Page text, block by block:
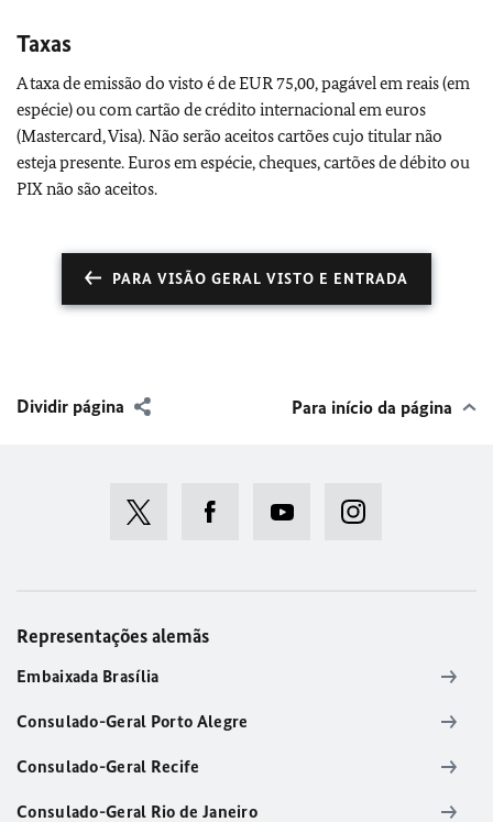
Taxas
A taxa de emissão do visto é de EUR 75,00, pagável em reais (em
espécie) ou com cartão de crédito internacional em euros
(Mastercard, Visa). Não serão aceitos cartões cujo titular não
esteja presente. Euros em espécie, cheques, cartões de débito ou
PIX não são aceitos.
PARA VISÃO GERAL VISTO E ENTRADA
Dividir página Para início da página
Representações alemãs
Embaixada Brasília
Consulado-Geral Porto Alegre
Consulado-Geral Recife
Consulado-Geral Rio de Janeiro